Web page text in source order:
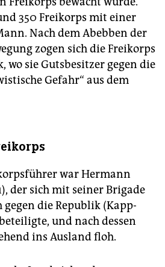
350 Freikorps mit einer
Nach dem Abebben der
zogen sich die Freikorps
wo sie Gutsbesitzer gegen die
Gefahr“ aus dem
war Hermann
der sich mit seiner Brigade
die Republik (Kapp-
und nach dessen
ins Ausland floh.